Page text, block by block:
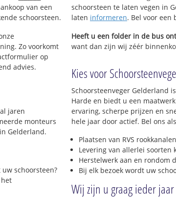
van een
schoorsteen.
Zo voorkomt
op
advies.
jaren
monteurs
Gelderland.
schoorsteen?
schoorsteen te laten vegen in
laten informeren. Bel voor een
Heeft u een folder in de bus
want dan zijn wij zéér
Kies voor
Schoorsteenveger Gelderland
Harde en biedt u een
ervaring, scherpe prijzen en
hele jaar door actief. Bel ons
Plaatsen van RVS
Levering van allerlei soorten
Herstelwerk aan en rondom
Bij elk bezoek wordt uw
Wij zijn u graag ieder